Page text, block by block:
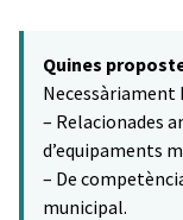
−
Quines
Necessàriament
– Relacionades
d’equipaments
– De
municipal.